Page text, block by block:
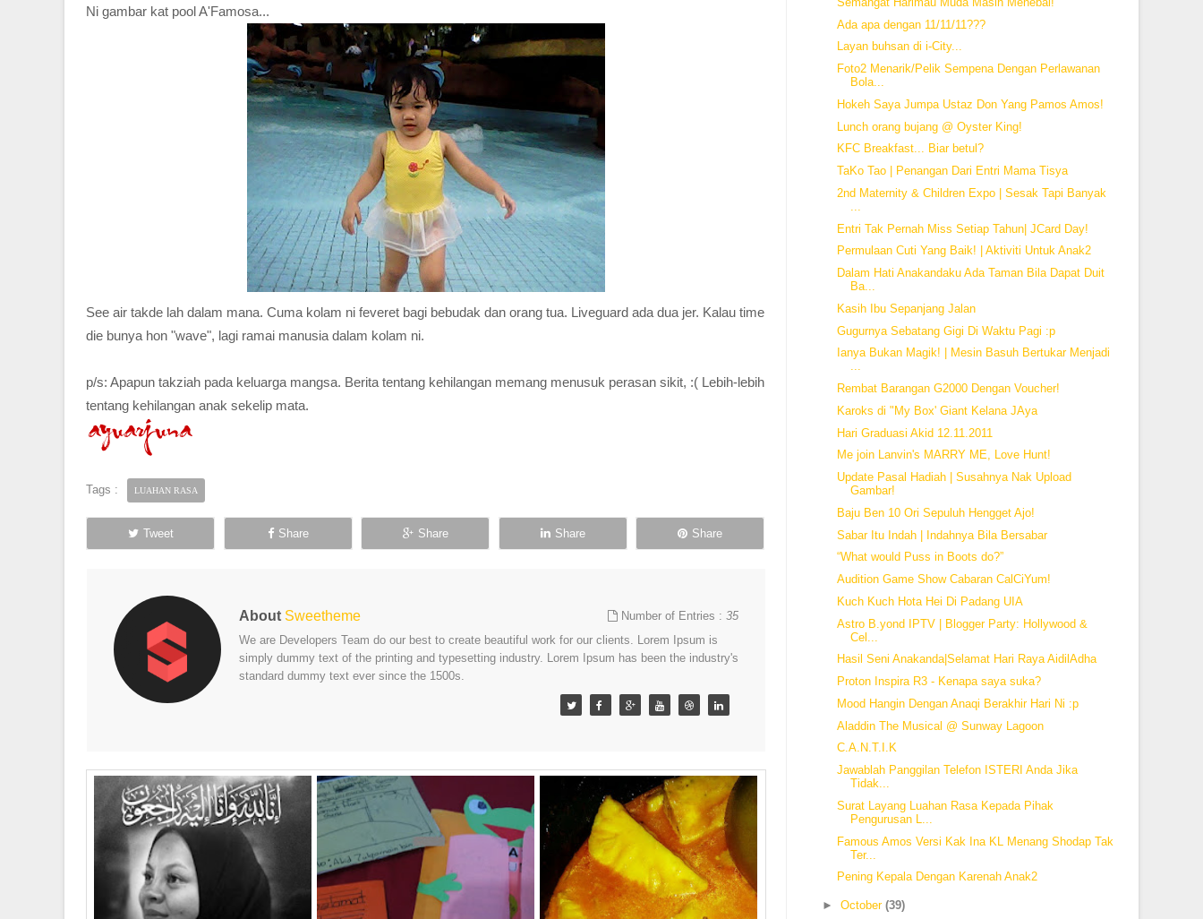
Ni gambar kat pool A'Famosa...
See air takde lah dalam mana. Cuma kolam ni feveret bagi bebudak dan orang tua. Liveguard ada dua jer. Kalau time
die bunya hon "wave", lagi ramai manusia dalam kolam ni.
p/s: Apapun takziah pada keluarga mangsa. Berita tentang kehilangan memang menusuk perasan sikit, :( Lebih-lebih
tentang kehilangan anak sekelip mata.
Tags : LUAHAN RASA
Tweet Share Share Share Share
About Sweetheme Number of Entries :35
We are Developers Team do our best to create beautiful work for our clients. Lorem Ipsum is
simply dummy text of the printing and typesetting industry. Lorem Ipsum has been the industry's
standard dummy text ever since the 1500s.
Ada apa dengan 11/11/11???
Layan buhsan di i-City...
Foto2 Menarik/Pelik Sempena Dengan Perlawanan
Bola...
Hokeh Saya Jumpa Ustaz Don Yang Pamos Amos!
Lunch orang bujang @ Oyster King!
KFC Breakfast... Biar betul?
TaKo Tao | Penangan Dari Entri Mama Tisya
2nd Maternity & Children Expo | Sesak Tapi Banyak
Entri Tak Pernah Miss Setiap Tahun| JCard Day!
Permulaan Cuti Yang Baik! | Aktiviti Untuk Anak2
Dalam Hati Anakandaku Ada Taman Bila Dapat Duit
Ba...
Kasih Ibu Sepanjang Jalan
Gugurnya Sebatang Gigi Di Waktu Pagi :p
Ianya Bukan Magik! | Mesin Basuh Bertukar Menjadi
...
Rembat Barangan G2000 Dengan Voucher!
Karoks di "My Box' Giant Kelana JAya
Hari Graduasi Akid 12.11.2011
Me join Lanvin's MARRY ME, Love Hunt!
Update Pasal Hadiah | Susahnya Nak Upload
Gambar!
Baju Ben 10 Ori Sepuluh Hengget Ajo!
Sabar Itu Indah | Indahnya Bila Bersabar
“What would Puss in Boots do?”
Audition Game Show Cabaran CalCiYum!
Kuch Kuch Hota Hei Di Padang UIA
Astro B.yond IPTV | Blogger Party: Hollywood &
Cel...
Hasil Seni Anakanda|Selamat Hari Raya AidilAdha
Proton Inspira R3 - Kenapa saya suka?
Mood Hangin Dengan Anaqi Berakhir Hari Ni :p
Aladdin The Musical @ Sunway Lagoon
C.A.N.T.I.K
Jawablah Panggilan Telefon ISTERI Anda Jika
Tidak...
Surat Layang Luahan Rasa Kepada Pihak
Pengurusan L...
Famous Amos Versi Kak Ina KL Menang Shodap Tak
Ter...
Pening Kepala Dengan Karenah Anak2
► October (39)